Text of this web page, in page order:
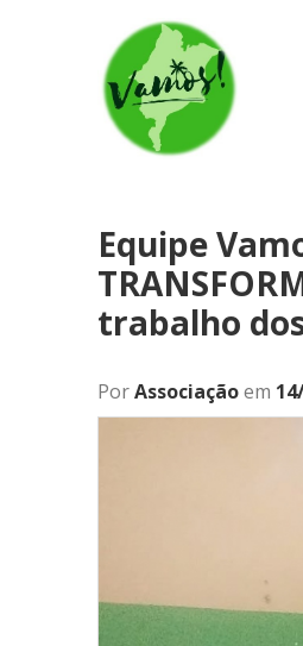
Equipe
trabalho
PorAssociaçãoem